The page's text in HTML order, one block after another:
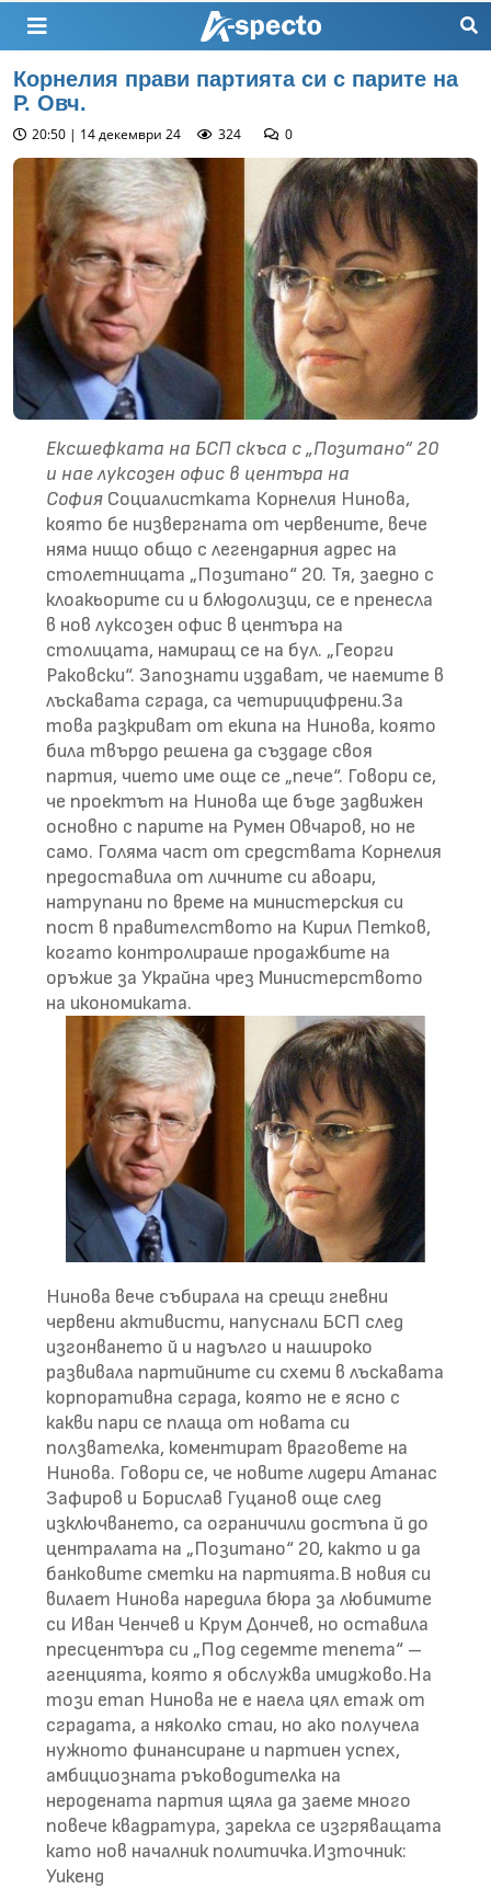
Корнелия прави партията си с парите на
Р. Овч.
20:50 | 14 декември 24 324 0
Ексшефката на БСП скъса с „Позитано“ 20
и нае луксозен офис в центъра на
София Социалистката Корнелия Нинова,
която бе низвергната от червените, вече
няма нищо общо с легендарния адрес на
столетницата „Позитано“ 20. Тя, заедно с
клоакьорите си и блюдолизци, се е пренесла
в нов луксозен офис в центъра на
столицата, намиращ се на бул. „Георги
Раковски“. Запознати издават, че наемите в
лъскавата сграда, са четирицифрени.За
това разкриват от екипа на Нинова, която
била твърдо решена да създаде своя
партия, чието име още се „пече“. Говори се,
че проектът на Нинова ще бъде задвижен
основно с парите на Румен Овчаров, но не
само. Голяма част от средствата Корнелия
предоставила от личните си авоари,
натрупани по време на министерския си
пост в правителството на Кирил Петков,
когато контролираше продажбите на
оръжие за Украйна чрез Министерството
на икономиката.
Нинова вече събирала на срещи гневни
червени активисти, напуснали БСП след
изгонването й и надълго и нашироко
развивала партийните си схеми в лъскавата
корпоративна сграда, която не е ясно с
какви пари се плаща от новата си
ползвателка, коментират враговете на
Нинова. Говори се, че новите лидери Атанас
Зафиров и Борислав Гуцанов още след
изключването, са ограничили достъпа й до
централата на „Позитано“ 20, както и да
банковите сметки на партията.В новия си
вилает Нинова наредила бюра за любимите
си Иван Ченчев и Крум Дончев, но оставила
пресцентъра си „Под седемте тепета“ –
агенцията, която я обслужва имиджово.На
този етап Нинова не е наела цял етаж от
сградата, а няколко стаи, но ако получела
нужното финансиране и партиен успех,
амбициозната ръководителка на
неродената партия щяла да заеме много
повече квадратура, зарекла се изгряващата
като нов началник политичка.Източник:
Уикенд